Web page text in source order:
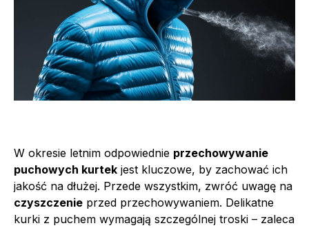
W okresie letnim odpowiednie przechowywanie
puchowych kurtek jest kluczowe, by zachować ich
jakość na dłużej. Przede wszystkim, zwróć uwagę na
czyszczenie przed przechowywaniem. Delikatne
kurki z puchem wymagają szczególnej troski – zaleca